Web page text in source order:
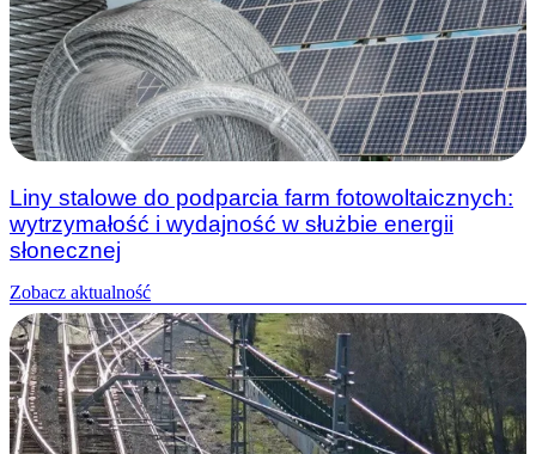
Liny stalowe do podparcia farm fotowoltaicznych:
wytrzymałość i wydajność w służbie energii
słonecznej
Zobacz aktualność